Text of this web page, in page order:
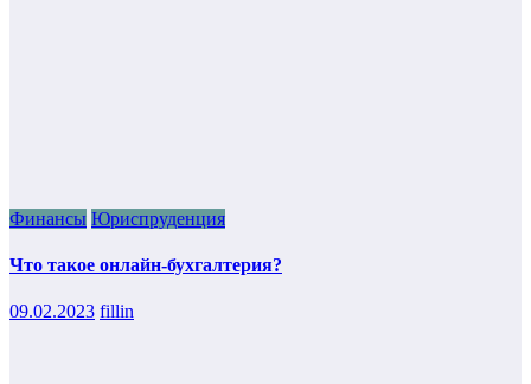
Финансы Юриспруденция
Что такое онлайн-бухгалтерия?
09.02.2023 fillin